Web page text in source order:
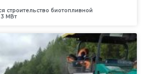
строительство биотопливной
МВт